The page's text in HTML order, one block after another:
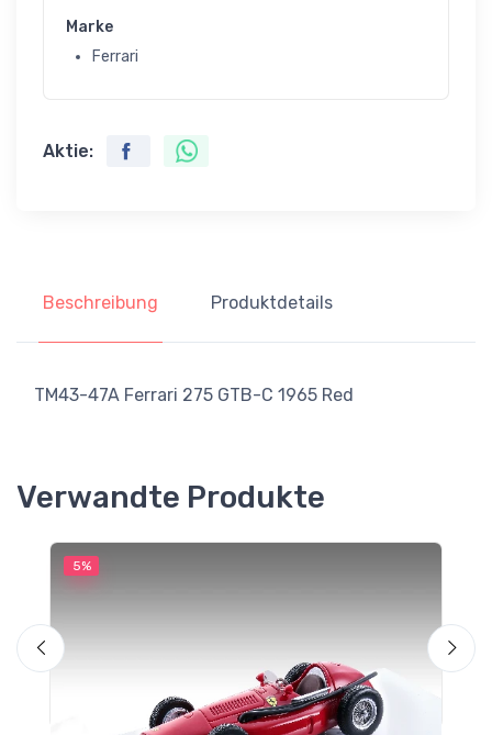
Marke
Ferrari
Aktie:
Beschreibung Produktdetails
TM43-47A Ferrari 275 GTB-C 1965 Red
Verwandte Produkte
5%